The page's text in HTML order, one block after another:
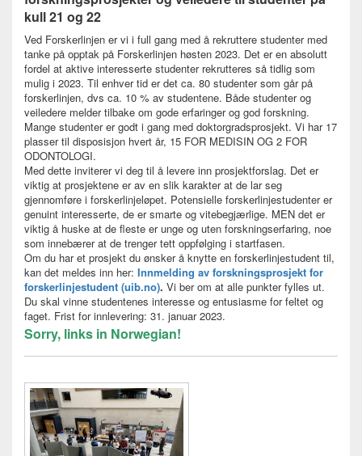
kull 21 og 22
Ved Forskerlinjen er vi i full gang med å rekruttere studenter med
tanke på opptak på Forskerlinjen høsten 2023. Det er en absolutt
fordel at aktive interesserte studenter rekrutteres så tidlig som
mulig i 2023. Til enhver tid er det ca. 80 studenter som går på
forskerlinjen, dvs ca. 10 % av studentene. Både studenter og
veiledere melder tilbake om gode erfaringer og god forskning.
Mange studenter er godt i gang med doktorgradsprosjekt. Vi har 17
plasser til disposisjon hvert år, 15 FOR MEDISIN OG 2 FOR
ODONTOLOGI.
Med dette inviterer vi deg til å levere inn prosjektforslag. Det er
viktig at prosjektene er av en slik karakter at de lar seg
gjennomføre i forskerlinjeløpet. Potensielle forskerlinjestudenter er
genuint interesserte, de er smarte og vitebegjærlige. MEN det er
viktig å huske at de fleste er unge og uten forskningserfaring, noe
som innebærer at de trenger tett oppfølging i startfasen.
Om du har et prosjekt du ønsker å knytte en forskerlinjestudent til,
kan det meldes inn her: Innmelding av forskningsprosjekt for
forskerlinjestudent (uib.no). Vi ber om at alle punkter fylles ut.
Du skal vinne studentenes interesse og entusiasme for feltet og
faget. Frist for innlevering: 31. januar 2023.
Sorry, links in Norwegian!